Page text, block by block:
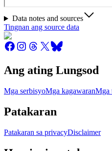
Data notes and sources
Tingnan ang source data
Ang ating Lungsod
Mga serbisyoMga kagawaranMga
Patakaran
Patakaran sa privacyDisclaimer